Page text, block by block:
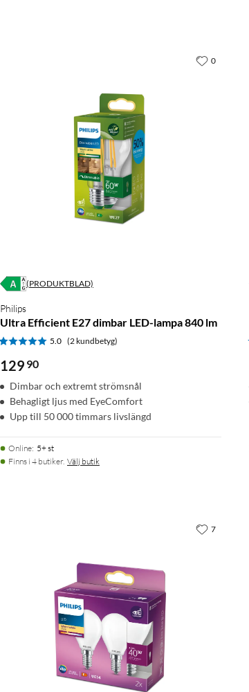
(PRODUKTBLAD)
Philips
Ultra Efficient E27 dimbar LED-lampa 840 lm
5.0 (2 kundbetyg)
129 90
Dimbar och extremt strömsnål
Behagligt ljus med EyeComfort
Upp till 50 000 timmars livslängd
Online: 5+ st
Finns i 4 butiker. Välj butik
0
7